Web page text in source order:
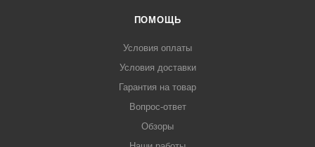
ПОМОЩЬ
Условия оплаты
Условия доставки
Гарантия на товар
Вопрос-ответ
Обзоры